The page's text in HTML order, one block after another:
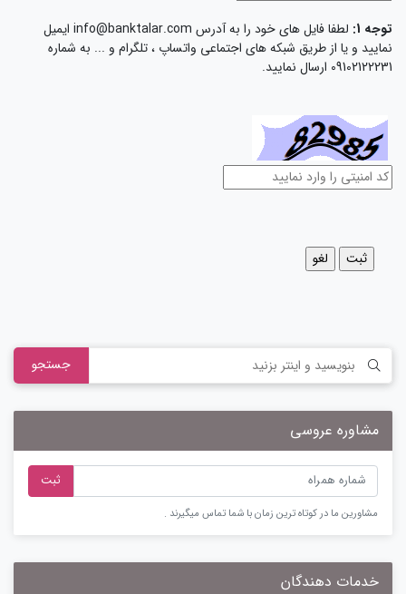
توجه 1:
لطفا فایل های خود را به آدرس info@banktalar.com ایمیل
نمایید و یا از طریق شبکه های اجتماعی واتساپ ، تلگرام و ... به شماره
09102122231 ارسال نمایید.
جستجو
مشاوره عروسی
ثبت
مشاورین ما در کوتاه ترین زمان با شما تماس میگیرند .
خدمات دهندگان